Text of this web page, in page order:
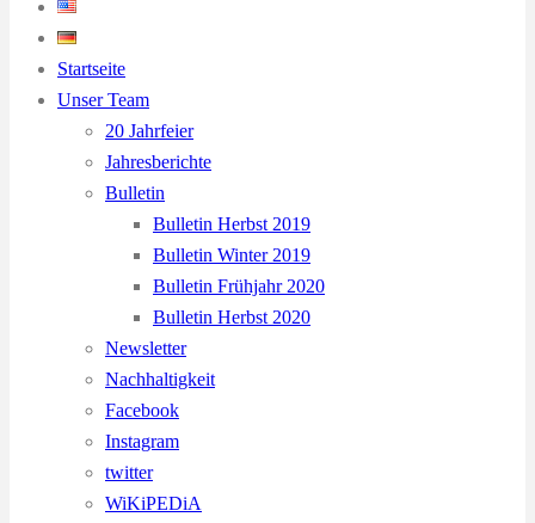
Startseite
Unser Team
20 Jahrfeier
Jahresberichte
Bulletin
Bulletin Herbst 2019
Bulletin Winter 2019
Bulletin Frühjahr 2020
Bulletin Herbst 2020
Newsletter
Nachhaltigkeit
Facebook
Instagram
twitter
WiKiPEDiA